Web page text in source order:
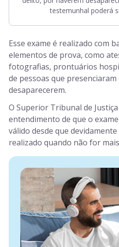
testemunhal poderá
Esse exame é realizado com
elementos de prova, como
fotografias, prontuários
de pessoas que
desaparecerem.
O Superior Tribunal de
entendimento de que o
válido desde que
realizado quando não for